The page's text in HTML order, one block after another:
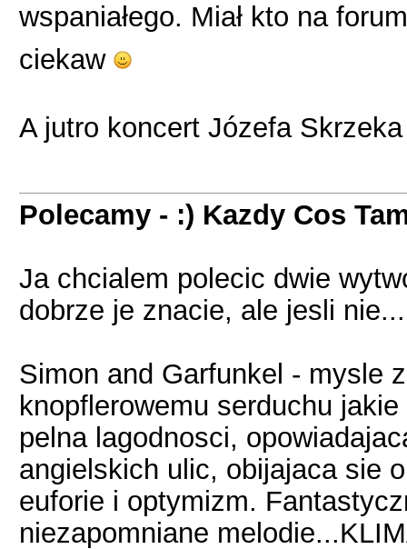
wspaniałego. Miał kto na
ciekaw
A jutro koncert Józefa
Polecamy - :) Kazdy Cos
Ja chcialem polecic dwie
dobrze je znacie, ale jesli
Simon and Garfunkel - mysle
knopflerowemu serduchu
pelna lagodnosci,
angielskich ulic, obijajaca sie
euforie i optymizm.
niezapomniane